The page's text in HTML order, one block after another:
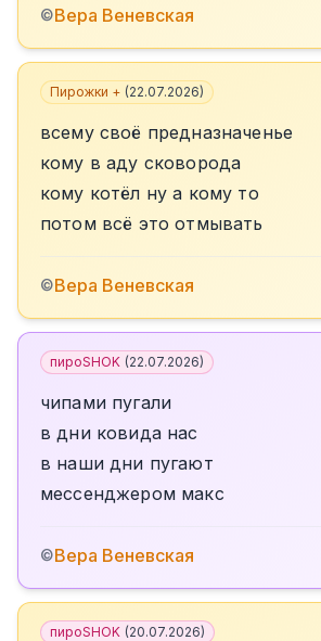
©Вера Веневская
Пирожки + (22.07.2026)
всему своё предназначенье
кому в аду сковорода
кому котёл ну а кому то
потом всё это отмывать
©Вера Веневская
пироSHOK (22.07.2026)
чипами пугали
в дни ковида нас
в наши дни пугают
мессенджером макс
©Вера Веневская
пироSHOK (20.07.2026)